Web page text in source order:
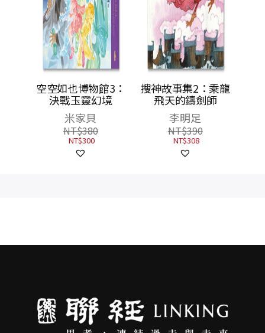
空空如也博物館3：
決戰玉靈幻境
米家貝
NT$380
NT$300
搜神故事集2：乘龍
飛天的鑄劍師
李明足
NT$390
NT$308